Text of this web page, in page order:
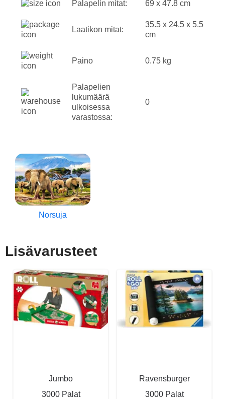
Palapelin mitat: 69 x 47.8 cm
Laatikon mitat:
35.5 x 24.5 x 5.5
cm
Paino 0.75 kg
Palapelien
lukumäärä
ulkoisessa
varastossa:
0
Norsuja
Lisävarusteet
Jumbo
3000 Palat
Ravensburger
3000 Palat